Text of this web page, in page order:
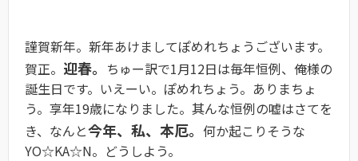
謹賀新年。新年あけましてぽめれちょうございます。
賀正。 迎春。 ちゅー訳で1月12日は毎年恒例、俺様の
誕生日です。いえーい。ぽめれちょう。ありまちょ
う。享年19歳になりました。其んな恒例の嘘はさてを
き、なんと今年、私、本厄。 何か起こりそうな
YO☆KA☆N。どうしよう。